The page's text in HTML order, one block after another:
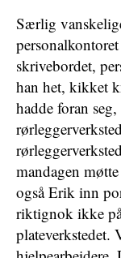
Særlig
skrivebordet,
han het, kikket
hadde foran
mandagen
også Erik inn
riktignok ikke
plateverkstedet.